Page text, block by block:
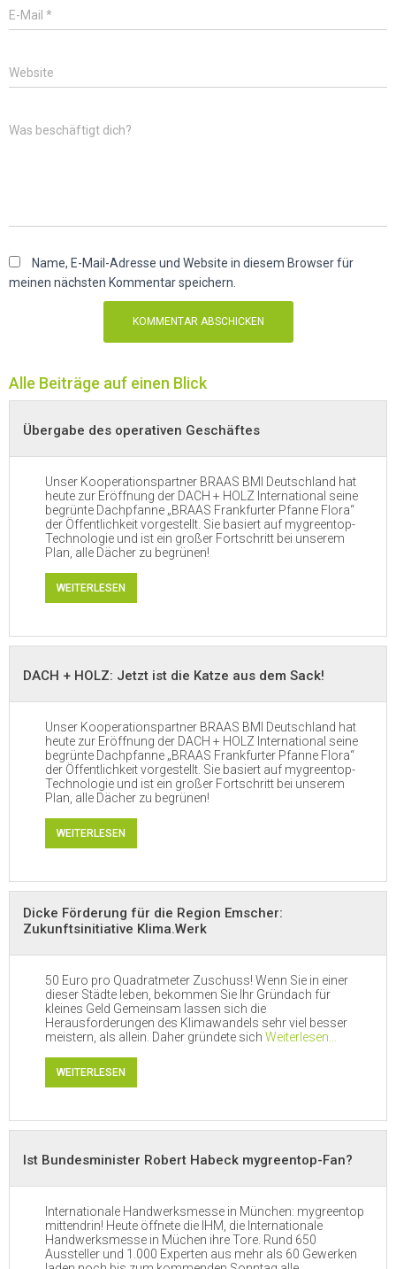
E-Mail *
Website
Was beschäftigt dich?
Name, E-Mail-Adresse und Website in diesem Browser für
meinen nächsten Kommentar speichern.
Alle Beiträge auf einen Blick
Übergabe des operativen Geschäftes
Unser Kooperationspartner BRAAS BMI Deutschland hat
heute zur Eröffnung der DACH + HOLZ International seine
begrünte Dachpfanne „BRAAS Frankfurter Pfanne Flora“
der Öffentlichkeit vorgestellt. Sie basiert auf mygreentop-
Technologie und ist ein großer Fortschritt bei unserem
Plan, alle Dächer zu begrünen!
WEITERLESEN
DACH + HOLZ: Jetzt ist die Katze aus dem Sack!
Unser Kooperationspartner BRAAS BMI Deutschland hat
heute zur Eröffnung der DACH + HOLZ International seine
begrünte Dachpfanne „BRAAS Frankfurter Pfanne Flora“
der Öffentlichkeit vorgestellt. Sie basiert auf mygreentop-
Technologie und ist ein großer Fortschritt bei unserem
Plan, alle Dächer zu begrünen!
WEITERLESEN
Dicke Förderung für die Region Emscher:
Zukunftsinitiative Klima.Werk
50 Euro pro Quadratmeter Zuschuss! Wenn Sie in einer
dieser Städte leben, bekommen Sie Ihr Gründach für
kleines Geld Gemeinsam lassen sich die
Herausforderungen des Klimawandels sehr viel besser
meistern, als allein. Daher gründete sich Weiterlesen…
WEITERLESEN
Ist Bundesminister Robert Habeck mygreentop-Fan?
Internationale Handwerksmesse in München: mygreentop
mittendrin! Heute öffnete die IHM, die Internationale
Handwerksmesse in Müchen ihre Tore. Rund 650
Aussteller und 1.000 Experten aus mehr als 60 Gewerken